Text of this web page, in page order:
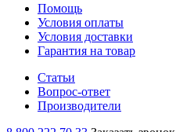
Помощь
Условия оплаты
Условия доставки
Гарантия на товар
Статьи
Вопрос-ответ
Производители